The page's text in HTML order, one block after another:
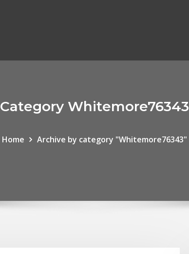
Category Whitemore76343
Home Archive by category "Whitemore76343"